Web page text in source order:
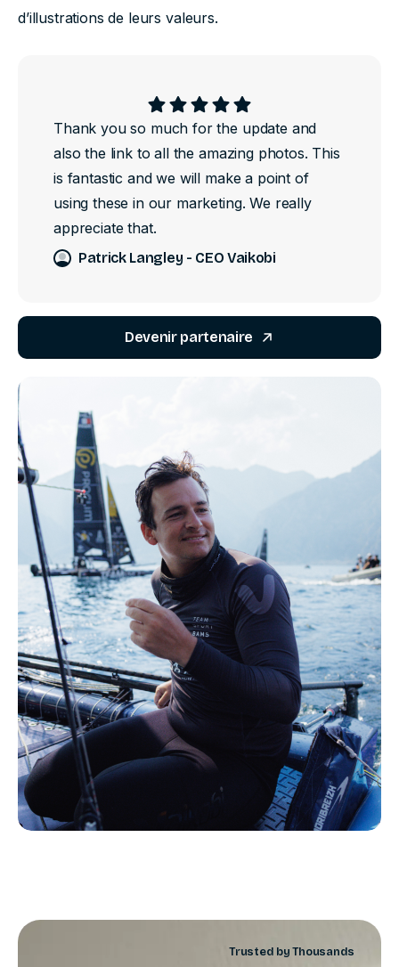
d’illustrations de leurs valeurs.
Thank you so much for the update and
also the link to all the amazing photos. This
is fantastic and we will make a point of
using these in our marketing. We really
appreciate that.
Patrick Langley - CEO Vaikobi
Devenir partenaire
Trusted by Thousands